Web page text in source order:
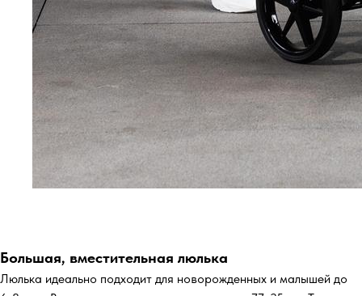
Большая, вместительная люлька
Люлька идеально подходит для новорожденных и малышей до